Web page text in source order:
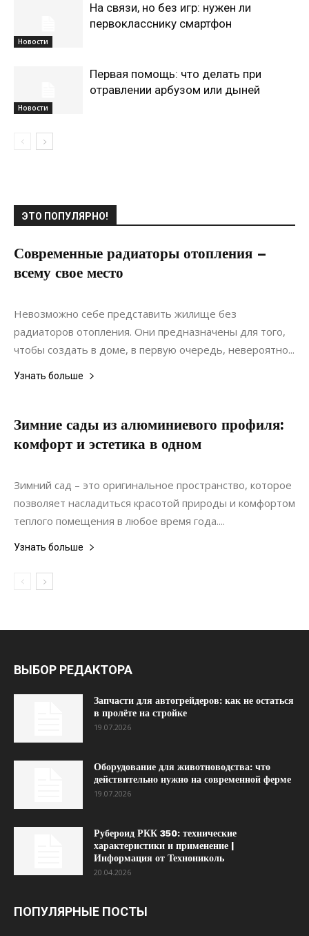
Новости
На связи, но без игр: нужен ли
первокласснику смартфон
Новости
Первая помощь: что делать при
отравлении арбузом или дыней
ЭТО ПОПУЛЯРНО!
Современные радиаторы отопления –
всему свое место
04.04.2020
Невозможно себе представить жилище без
радиаторов отопления. Они предназначены для того,
чтобы создать в доме, в первую очередь, невероятно...
Узнать больше
Зимние сады из алюминиевого профиля:
комфорт и эстетика в одном
17.06.2024
Зимний сад – это оригинальное пространство, которое
позволяет насладиться красотой природы и комфортом
теплого помещения в любое время года....
Узнать больше
ВЫБОР РЕДАКТОРА
Запчасти для автогрейдеров: как не остаться
в пролёте на стройке
19.07.2026
Оборудование для животноводства: что
действительно нужно на современной ферме
19.07.2026
Рубероид РКК 350: технические
характеристики и применение |
Информация от Технониколь
20.04.2026
ПОПУЛЯРНЫЕ ПОСТЫ